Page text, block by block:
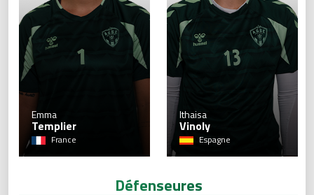
1
Emma
Templier
France
Ithaisa
Vinoly
Espagne
Défenseures